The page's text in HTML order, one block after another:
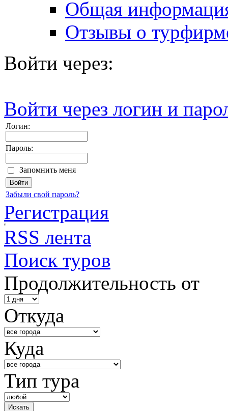
Общая
Отзывы о
Войти через:
Войти через логин и
Логин:
Пароль:
Запомнить меня
Забыли свой пароль?
Регистрация
RSS лента
Поиск туров
Продолжительность от
Откуда
Куда
Тип тура